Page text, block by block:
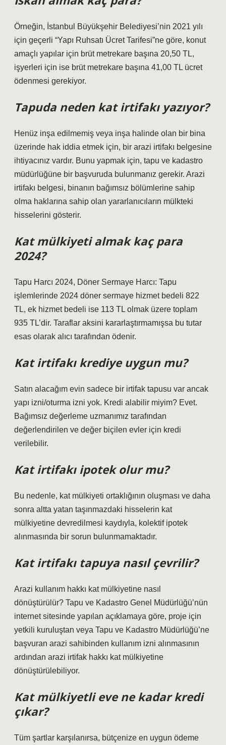
Örneğin, İstanbul Büyükşehir Belediyesi’nin 2021 yılı
için geçerli “Yapı Ruhsatı Ücret Tarifesi”ne göre, konut
amaçlı yapılar için brüt metrekare başına 20,50 TL,
işyerleri için ise brüt metrekare başına 41,00 TL ücret
ödenmesi gerekiyor.
Tapuda neden kat irtifakı yazıyor?
Henüz inşa edilmemiş veya inşa halinde olan bir bina
üzerinde hak iddia etmek için, bir arazi irtifakı belgesine
ihtiyacınız vardır. Bunu yapmak için, tapu ve kadastro
müdürlüğüne bir başvuruda bulunmanız gerekir. Arazi
irtifakı belgesi, binanın bağımsız bölümlerine sahip
olma haklarına sahip olan yararlanıcıların mülkteki
hisselerini gösterir.
Kat mülkiyeti almak kaç para
2024?
Tapu Harcı 2024, Döner Sermaye Harcı: Tapu
işlemlerinde 2024 döner sermaye hizmet bedeli 822
TL, ek hizmet bedeli ise 113 TL olmak üzere toplam
935 TL’dir. Taraflar aksini kararlaştırmamışsa bu tutar
esas olarak alıcı tarafından ödenir.
Kat irtifakı krediye uygun mu?
Satın alacağım evin sadece bir irtifak tapusu var ancak
yapı izni/oturma izni yok. Kredi alabilir miyim? Evet.
Bağımsız değerleme uzmanımız tarafından
değerlendirilen ve değer biçilen evler için kredi
verilebilir.
Kat irtifakı ipotek olur mu?
Bu nedenle, kat mülkiyeti ortaklığının oluşması ve daha
sonra altta yatan taşınmazdaki hisselerin kat
mülkiyetine devredilmesi kaydıyla, kolektif ipotek
alınmasında bir sorun bulunmamaktadır.
Kat irtifakı tapuya nasıl çevrilir?
Arazi kullanım hakkı kat mülkiyetine nasıl
dönüştürülür? Tapu ve Kadastro Genel Müdürlüğü’nün
internet sitesinde yapılan açıklamaya göre, proje için
yetkili kuruluştan veya Tapu ve Kadastro Müdürlüğü’ne
başvuran arazi sahibinden kullanım izni alınmasının
ardından arazi irtifak hakkı kat mülkiyetine
dönüştürülebiliyor.
Kat mülkiyetli eve ne kadar kredi
çıkar?
Tüm şartlar karşılanırsa, bütçenize en uygun ödeme